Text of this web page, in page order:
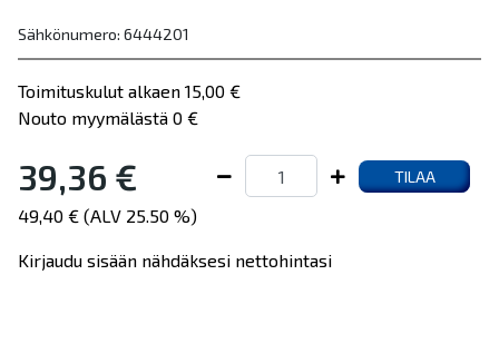
Sähkönumero: 6444201
Toimituskulut alkaen 15,00 €
Nouto myymälästä 0 €
39,36 € TILAA
49,40 € (ALV 25.50 %)
Kirjaudu sisään nähdäksesi nettohintasi